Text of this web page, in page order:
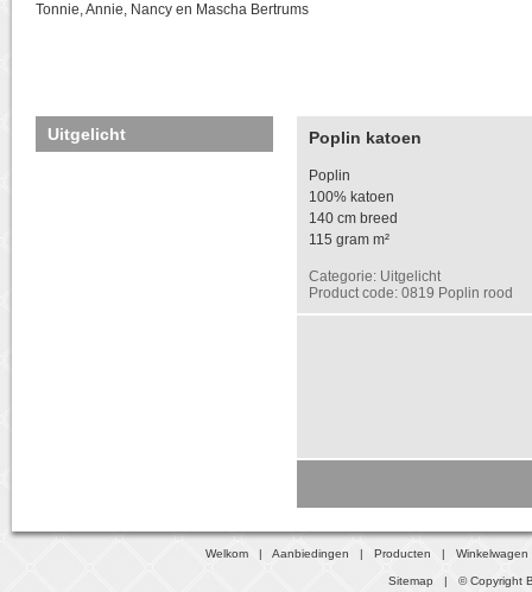
Tonnie, Annie, Nancy en Mascha Bertrums
Uitgelicht Poplin katoen
Poplin
100% katoen
140 cm breed
115 gram m²
Categorie: Uitgelicht
Product code: 0819 Poplin rood
Welkom |Aanbiedingen |Producten |Winkelwagen
Sitemap | © Copyright